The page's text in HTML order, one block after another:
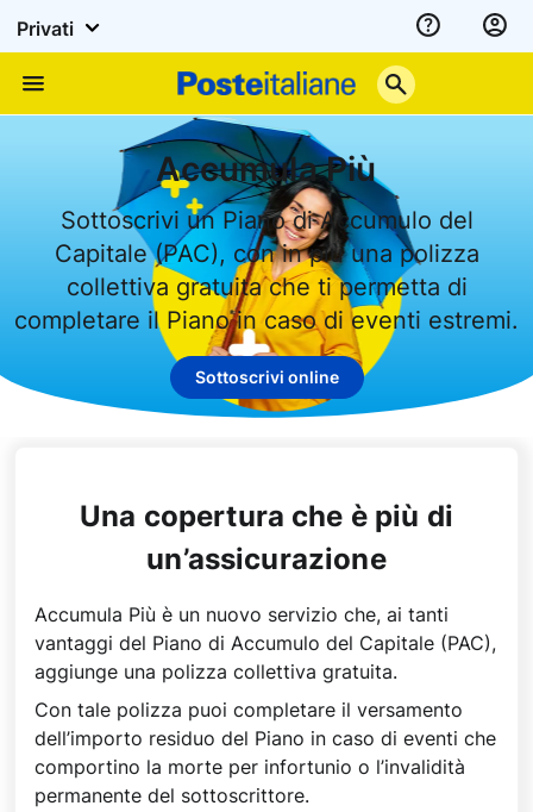
Privati
Assistenza
Italiane
Accumula Più
Sottoscrivi un Piano di Accumulo del
Capitale (PAC), con in più una polizza
collettiva gratuita che ti permetta di
completare il Piano in caso di eventi estremi.
Sottoscrivi online
Una copertura che è più di
un’assicurazione
Accumula Più è un nuovo servizio che, ai tanti
vantaggi del Piano di Accumulo del Capitale (PAC),
aggiunge una polizza collettiva gratuita.
Con tale polizza puoi completare il versamento
dell’importo residuo del Piano in caso di eventi che
comportino la morte per infortunio o l’invalidità
permanente del sottoscrittore.